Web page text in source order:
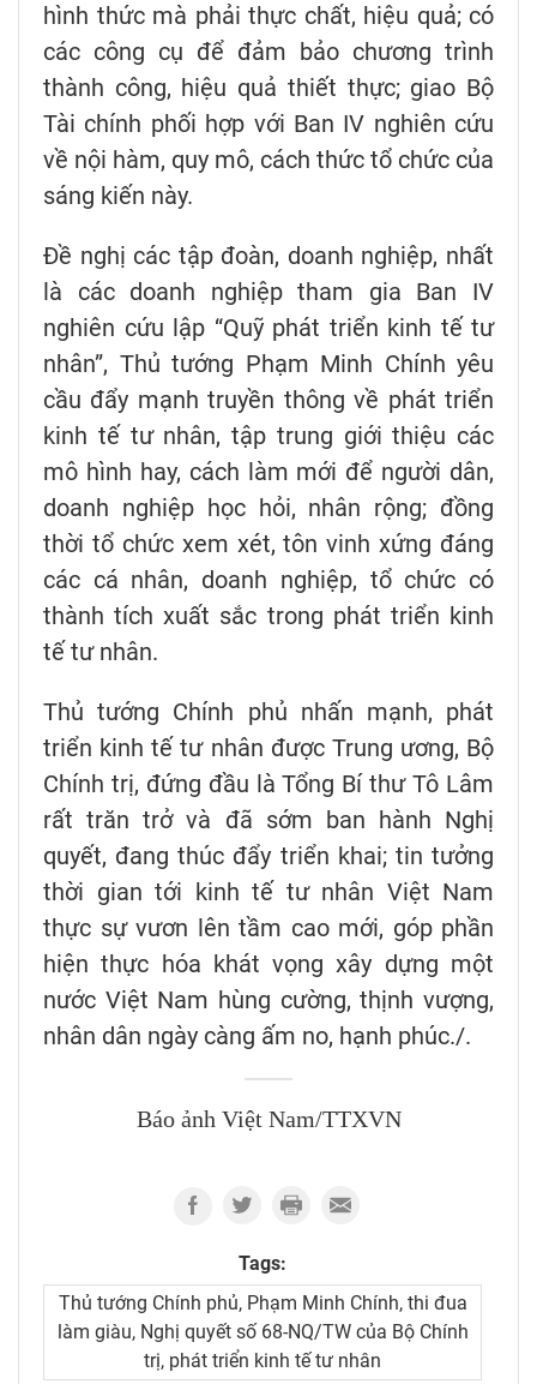
hình thức mà phải thực chất, hiệu quả; có
các công cụ để đảm bảo chương trình
thành công, hiệu quả thiết thực; giao Bộ
Tài chính phối hợp với Ban IV nghiên cứu
về nội hàm, quy mô, cách thức tổ chức của
sáng kiến này.
Đề nghị các tập đoàn, doanh nghiệp, nhất
là các doanh nghiệp tham gia Ban IV
nghiên cứu lập “Quỹ phát triển kinh tế tư
nhân”, Thủ tướng Phạm Minh Chính yêu
cầu đẩy mạnh truyền thông về phát triển
kinh tế tư nhân, tập trung giới thiệu các
mô hình hay, cách làm mới để người dân,
doanh nghiệp học hỏi, nhân rộng; đồng
thời tổ chức xem xét, tôn vinh xứng đáng
các cá nhân, doanh nghiệp, tổ chức có
thành tích xuất sắc trong phát triển kinh
tế tư nhân.
Thủ tướng Chính phủ nhấn mạnh, phát
triển kinh tế tư nhân được Trung ương, Bộ
Chính trị, đứng đầu là Tổng Bí thư Tô Lâm
rất trăn trở và đã sớm ban hành Nghị
quyết, đang thúc đẩy triển khai; tin tưởng
thời gian tới kinh tế tư nhân Việt Nam
thực sự vươn lên tầm cao mới, góp phần
hiện thực hóa khát vọng xây dựng một
nước Việt Nam hùng cường, thịnh vượng,
nhân dân ngày càng ấm no, hạnh phúc./.
Báo ảnh Việt Nam/TTXVN
Tags:
Thủ tướng Chính phủ, Phạm Minh Chính, thi đua
làm giàu, Nghị quyết số 68-NQ/TW của Bộ Chính
trị, phát triển kinh tế tư nhân